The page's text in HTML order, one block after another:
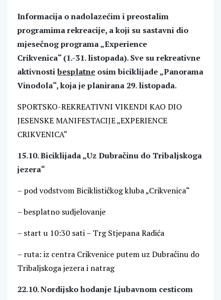
Informacija o nadolazećim i preostalim
programima rekreacije, a koji su sastavni dio
mjesečnog programa „Experience
Crikvenica“ (1.-31. listopada). Sve su rekreativne
aktivnostibesplatne osim biciklijade „Panorama
Vinodola“, koja je planirana 29. listopada.
SPORTSKO-REKREATIVNI VIKENDI KAO DIO
JESENSKE MANIFESTACIJE „EXPERIENCE
CRIKVENICA“
15.10. Biciklijada „Uz Dubračinu do Tribaljskoga
jezera“
– pod vodstvom Biciklističkog kluba „Crikvenica“
– besplatno sudjelovanje
– start u 10:30 sati – Trg Stjepana Radića
– ruta: iz centra Crikvenice putem uz Dubračinu do
Tribaljskoga jezera i natrag
22.10. Nordijsko hodanje Ljubavnom cesticom